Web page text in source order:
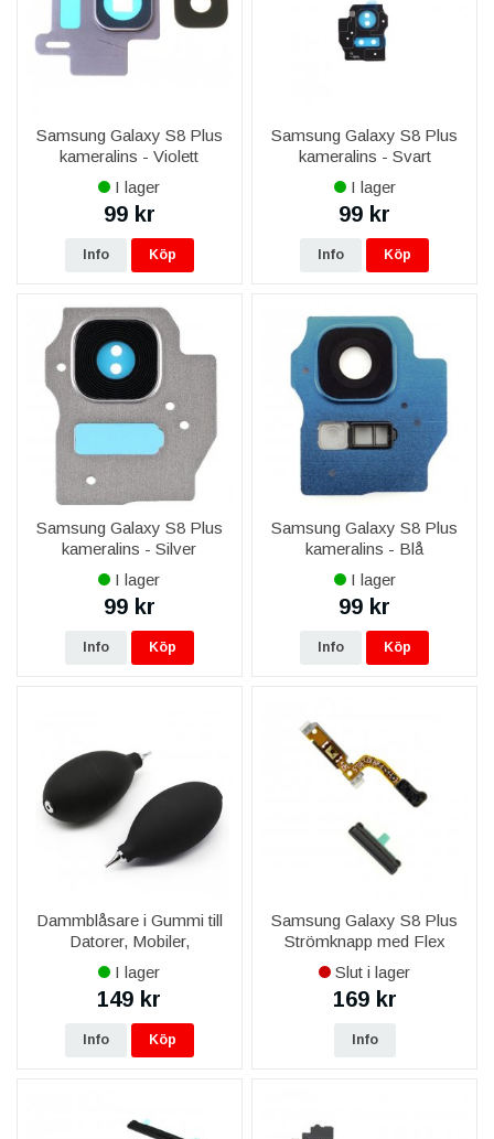
Samsung Galaxy S8 Plus
kameralins - Violett
I lager
99 kr
Info Köp
Samsung Galaxy S8 Plus
kameralins - Svart
I lager
99 kr
Info Köp
Samsung Galaxy S8 Plus
kameralins - Silver
I lager
99 kr
Info Köp
Samsung Galaxy S8 Plus
kameralins - Blå
I lager
99 kr
Info Köp
Dammblåsare i Gummi till
Datorer, Mobiler,
Kameralins
I lager
149 kr
Info Köp
Samsung Galaxy S8 Plus
Strömknapp med Flex
Original - Svart
Slut i lager
169 kr
Info